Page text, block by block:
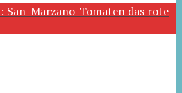
San-Marzano-Tomaten das rote